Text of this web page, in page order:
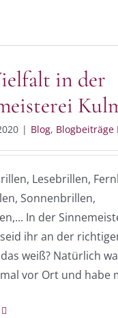
in der
| Blog, Blogbeiträge
Lesebrillen,
Sonnenbrillen,
In der
ihr an der
weiß? Natürlich
vor Ort und habe